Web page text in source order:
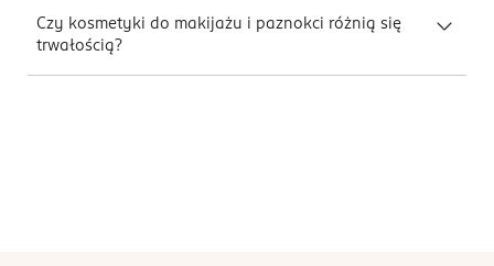
Czy kosmetyki do makijażu i paznokci różnią się
trwałością?